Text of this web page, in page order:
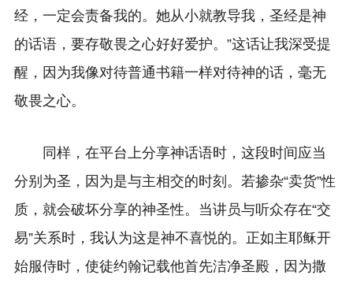
经，一定会责备我的。她从小就教导我，圣经是神
的话语，要存敬畏之心好好爱护。”这话让我深受提
醒，因为我像对待普通书籍一样对待神的话，毫无
敬畏之心。
同样，在平台上分享神话语时，这段时间应当
分别为圣，因为是与主相交的时刻。若掺杂“卖货”性
质，就会破坏分享的神圣性。当讲员与听众存在“交
易”关系时，我认为这是神不喜悦的。正如主耶稣开
始服侍时，使徒约翰记载他首先洁净圣殿，因为撒